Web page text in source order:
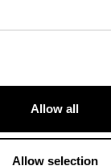
Allow all
Allow selection